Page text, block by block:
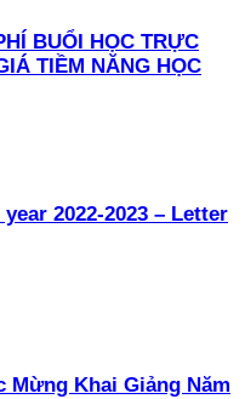
BUỔI HỌC TRỰC
TIỀM NĂNG HỌC
2022-2023 – Letter
Mừng Khai Giảng Năm